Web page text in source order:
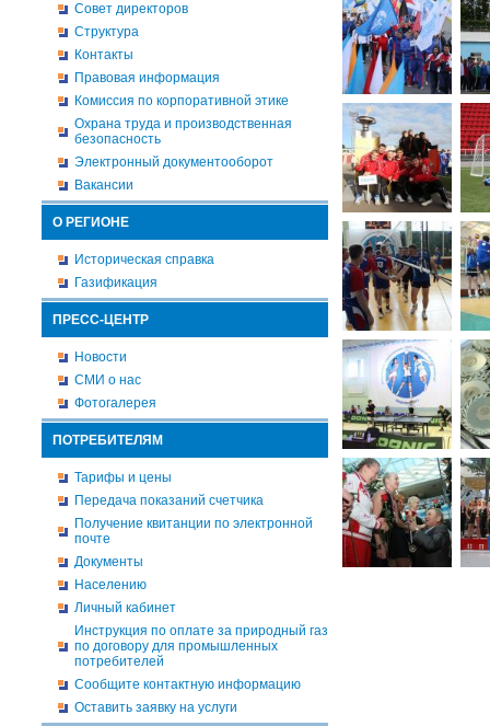
Совет директоров
Структура
Контакты
Правовая информация
Комиссия по корпоративной этике
Охрана труда и производственная
безопасность
Электронный документооборот
Вакансии
О РЕГИОНЕ
Историческая справка
Газификация
ПРЕСС-ЦЕНТР
Новости
СМИ о нас
Фотогалерея
ПОТРЕБИТЕЛЯМ
Тарифы и цены
Передача показаний счетчика
Получение квитанции по электронной
почте
Документы
Населению
Личный кабинет
Инструкция по оплате за природный газ
по договору для промышленных
потребителей
Сообщите контактную информацию
Оставить заявку на услуги